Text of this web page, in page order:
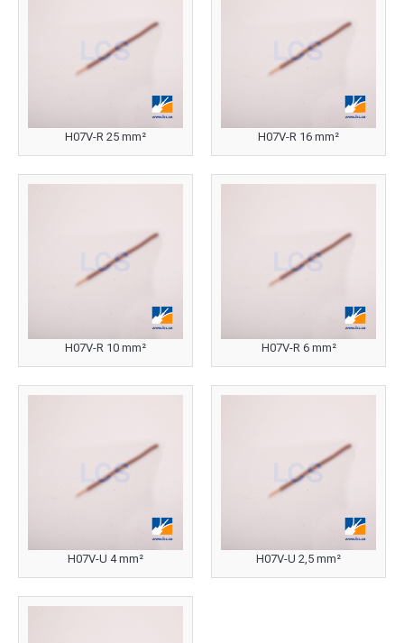
H07V-R 25 mm² H07V-R 16 mm²
H07V-R 10 mm² H07V-R 6 mm²
H07V-U 4 mm² H07V-U 2,5 mm²